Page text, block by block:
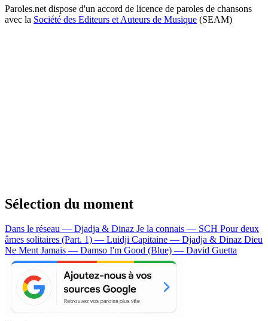
Paroles.net dispose d'un accord de licence de paroles de chansons
avec la Société des Editeurs et Auteurs de Musique (SEAM)
Sélection du moment
Dans le réseau — Djadja & Dinaz Je la connais — SCH Pour deux
âmes solitaires (Part. 1) — Luidji Capitaine — Djadja & Dinaz Dieu
Ne Ment Jamais — Damso I'm Good (Blue) — David Guetta